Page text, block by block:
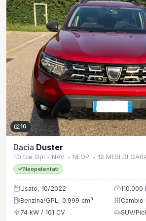
10
Dacia Duster
1.0 tce Gpl - NAV. - NEOP. - 12 MESI DI
Neopatentati
Usato, 10/2022
110.000
Benzina/GPL, 0.999 cm³
Cambio
74 kW / 101 CV
SUV/